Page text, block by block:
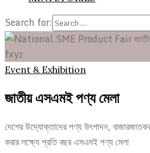
Search for:
Event & Exhibition
জাতীয় এসএমই পণ্য মেলা
দেশের উদ্যোক্তাদের পণ্য উৎপাদন,
করার লক্ষ্যে প্রতি বছর এসএমই পণ্য মেলা